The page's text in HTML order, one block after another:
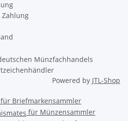
Powered by JTL-Shop
für Briefmarkensammler
für Münzensammler